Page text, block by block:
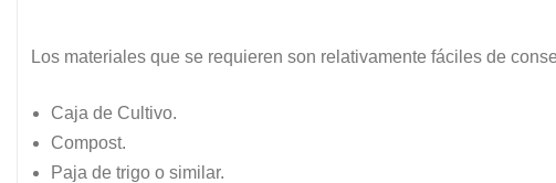
Los materiales que se requieren son relativamente fáciles de
Caja de Cultivo.
Compost.
Paja de trigo o similar.